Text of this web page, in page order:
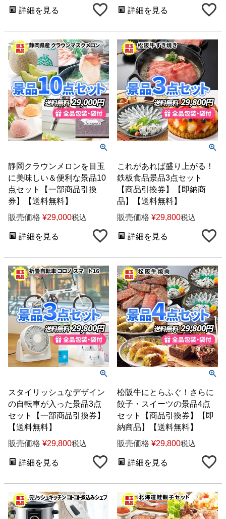
詳細を見る 詳細を見る
静岡クラウンメロンを目玉
に美味しい＆便利な景品10
点セット【一部商品引換
券】【送料無料】
販売価格 ¥29,000税込
詳細を見る
これがあれば盛り上がる！
鉄板食品景品3点セット
【商品引換券】【即納商
品】【送料無料】
販売価格 ¥29,800税込
詳細を見る
スタイリッシュなデザイン
の自転車が入った景品3点
セット【一部商品引換券】
【送料無料】
販売価格 ¥29,800税込
詳細を見る
松阪牛にとらふぐ！さらに
餃子・スイーツの景品4点
セット【商品引換券】【即
納商品】【送料無料】
販売価格 ¥29,800税込
詳細を見る